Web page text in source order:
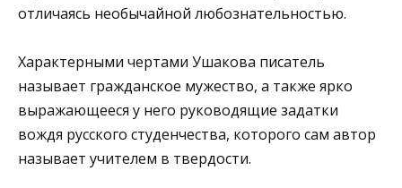
отличаясь необычайной любознательностью.
Характерными чертами Ушакова писатель
называет гражданское мужество, а также ярко
выражающееся у него руководящие задатки
вождя русского студенчества, которого сам автор
называет учителем в твердости.